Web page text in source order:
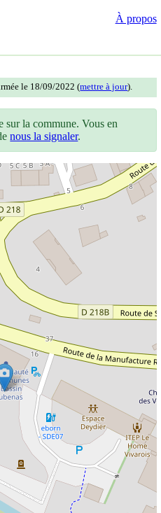
À propos
le 18/09/2022 (mettre à jour).
sur la commune. Vous en
nous la signaler.